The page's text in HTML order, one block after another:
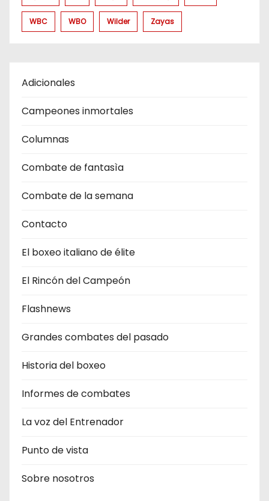
WBC WBO Wilder Zayas
Adicionales
Campeones inmortales
Columnas
Combate de fantasìa
Combate de la semana
Contacto
El boxeo italiano de élite
El Rincón del Campeón
Flashnews
Grandes combates del pasado
Historia del boxeo
Informes de combates
La voz del Entrenador
Punto de vista
Sobre nosotros